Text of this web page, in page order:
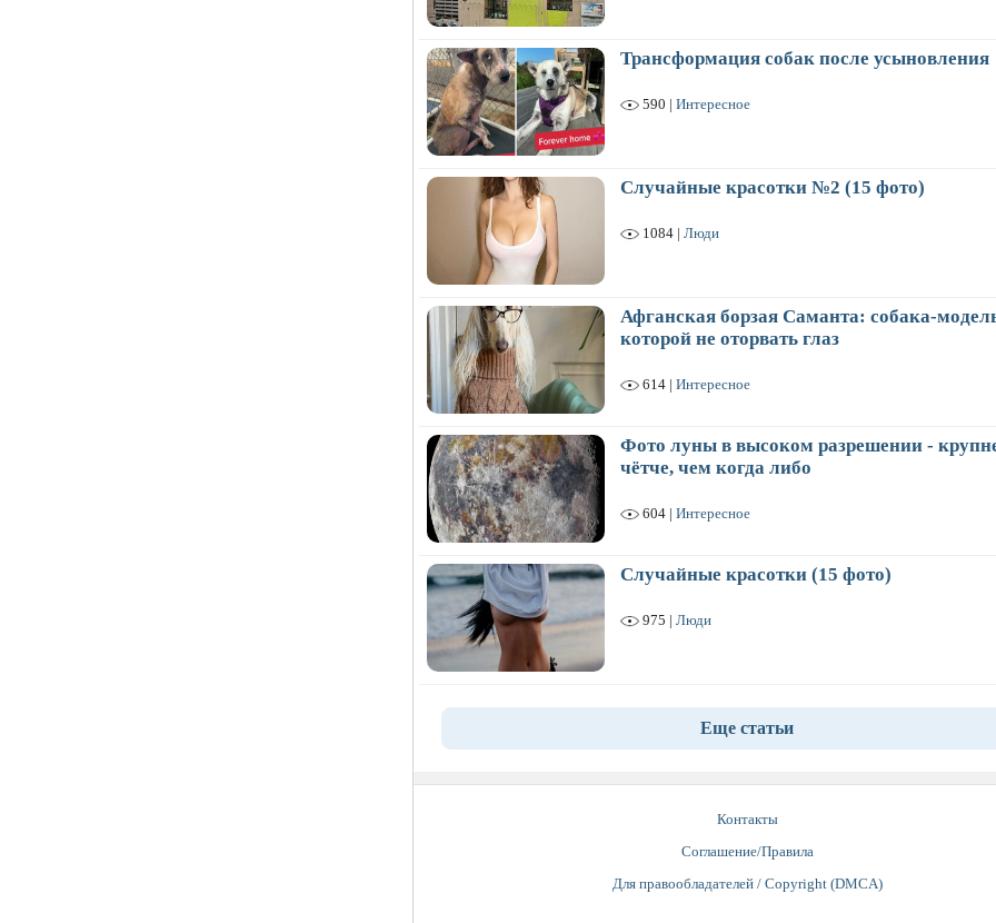
Трансформация собак после усыновления
590 | Интересное
Случайные красотки №2 (15 фото)
1084 | Люди
Афганская борзая Саманта: собака-
которой не оторвать глаз
614 | Интересное
Фото луны в высоком разрешении -
чётче, чем когда либо
604 | Интересное
Случайные красотки (15 фото)
975 | Люди
Еще статьи
Контакты
Соглашение/Правила
Для правообладателей / Copyright (DMCA)